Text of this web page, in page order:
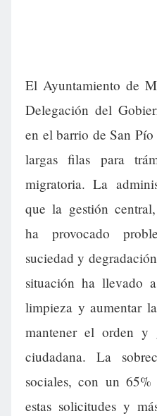
El Ayuntamiento de
Delegación del
en el barrio de San
largas filas para
migratoria. La
que la gestión
ha provocado
suciedad y
situación ha llevado
limpieza y aumentar
mantener el orden y
ciudadana. La
sociales, con un
estas solicitudes y